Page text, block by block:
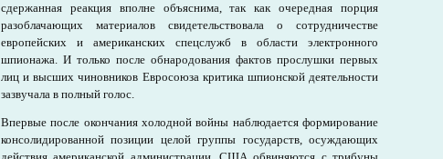
сдержанная реакция вполне объяснима, так как очередная порция
разоблачающих материалов свидетельствовала о сотрудничестве
европейских и американских спецслужб в области электронного
шпионажа. И только после обнародования фактов прослушки первых
лиц и высших чиновников Евросоюза критика шпионской деятельности
зазвучала в полный голос.
Впервые после окончания холодной войны наблюдается формирование
консолидированной позиции целой группы государств, осуждающих